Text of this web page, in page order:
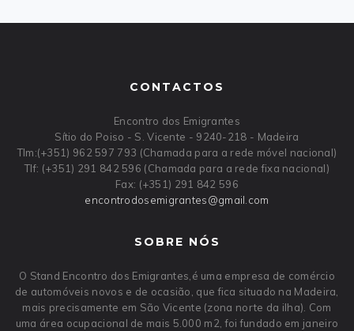
CONTACTOS
Encontro dos Emigrantes
Sítio do Poiso - S. Vicente - 9240-218 - Madeira
Tlm:(+351) 962 597 793 (Chamada para a rede móvel nacional)
Tlf: (+351) 291 842 596 (Chamada para a rede fixa nacional)
Fax: (+351) 291 842 596
encontrodosemigrantes@gmail.com
SOBRE NÓS
O Stand Encontro dos Emigrantes,é uma empresa de comércio
de automóveis novos e de ocasião, que fica situado na Madeira,
mais precisamente em São Vicente (zona norte da ilha). Com
uma área ocupacional de mais 5.000 m2, foi fundado em janeiro